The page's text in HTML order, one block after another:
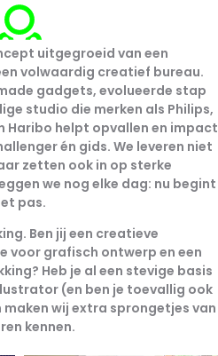
uitgegroeid van een
volwaardig creatief bureau.
gadgets, evolueerde stap
studio die merken als Philips,
Haribo helpt opvallen en impact
én gids. We leveren niet
zetten ook in op sterke
we nog elke dag: nu begint
pas.
Ben jij een creatieve
voor grafisch ontwerp en een
Heb je al een stevige basis
(en ben je toevallig ook
maken wij extra sprongetjes van
kennen.